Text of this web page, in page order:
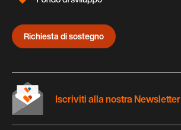
Richiesta di sostegno
Iscriviti alla nostra Newsletter